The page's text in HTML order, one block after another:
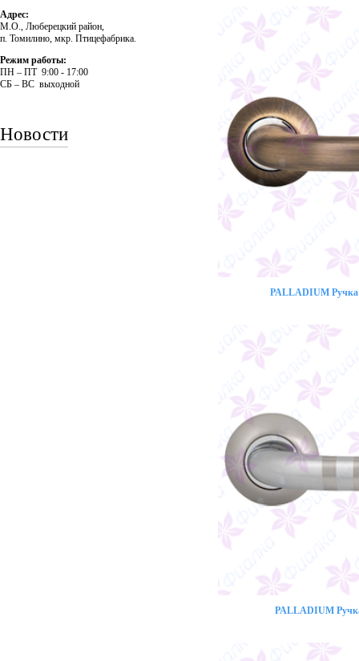
Адрес:
М.О., Люберецкий район,
п. Томилино, мкр. Птицефабрика.
Режим работы:
ПH – ПT 9:00 - 17:00
CБ – BC выходной
Новости
PALLADIUM Ручка
PALLADIUM